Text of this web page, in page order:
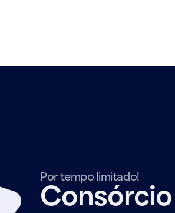
Por tempo limitado!